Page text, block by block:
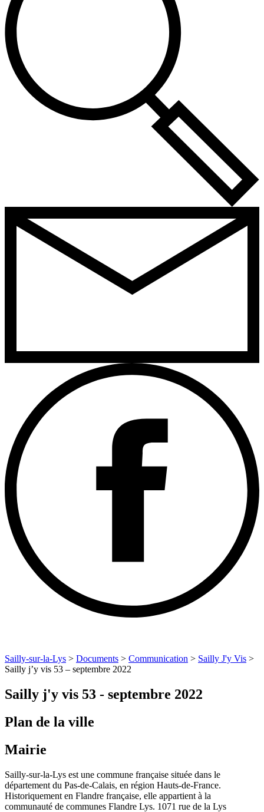
Sailly-sur-la-Lys > Documents > Communication > Sailly J'y Vis >
Sailly j’y vis 53 – septembre 2022
Sailly j'y vis 53 - septembre 2022
Plan de la ville
Mairie
Sailly-sur-la-Lys est une commune française située dans le
département du Pas-de-Calais, en région Hauts-de-France.
Historiquement en Flandre française, elle appartient à la
communauté de communes Flandre Lys. 1071 rue de la Lys